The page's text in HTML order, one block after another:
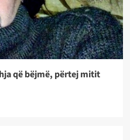
që bëjmë, përtej mitit